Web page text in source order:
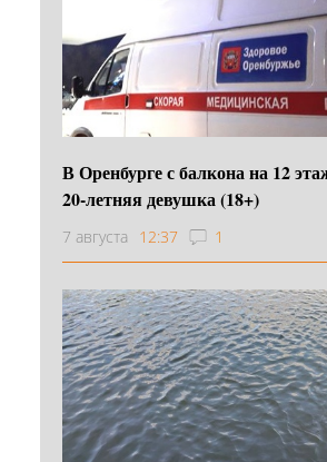
В Оренбурге с балкона на 12
20-летняя девушка (18+)
7 августа 12:37 1